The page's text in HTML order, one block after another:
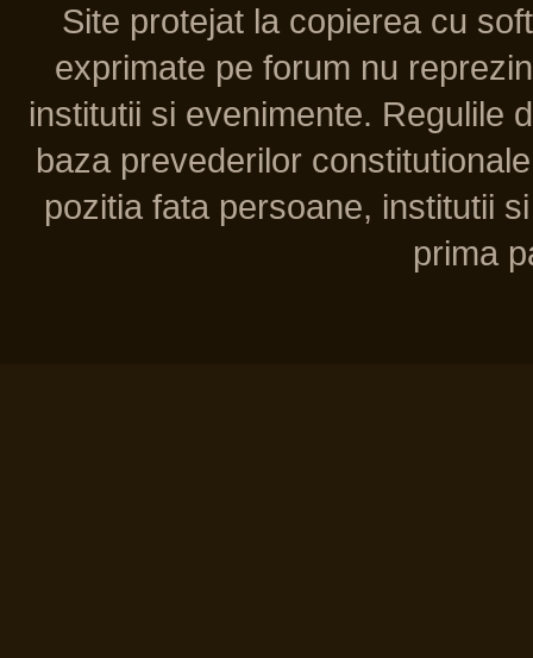
Site protejat la copierea cu
exprimate pe forum nu
institutii si evenimente. Regulile
baza prevederilor
pozitia fata persoane, institutii
prima